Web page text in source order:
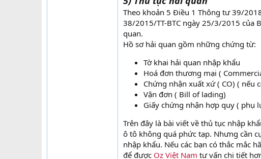
Theo khoản 5 Điều 1 Thông tư 39/
38/2015/TT-BTC ngày 25/3/2015 của
quan.
Hồ sơ hải quan gồm những chứng từ:
Tờ khai hải quan nhập khẩu
Hoá đơn thương mại (
Chứng nhận xuất xứ ( CO) ( nếu
Vận đơn ( Bill of lading)
Giấy chứng nhận hợp quy ( phụ
Trên đây là bài viết về thủ tục nhập
ô tô không quá phức tạp. Nhưng cần
nhập khẩu. Nếu các bạn có thắc mắc
để được Oz Việt Nam tư vấn chi tiết